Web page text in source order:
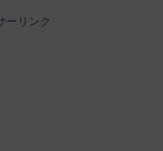
ーリンク